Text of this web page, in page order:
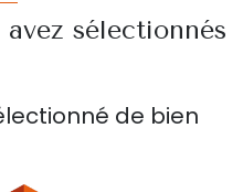
sélectionnés
de bien